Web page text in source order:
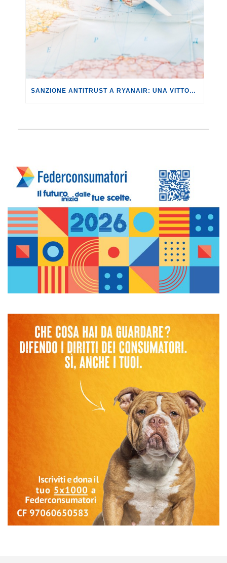
SANZIONE ANTITRUST A RYANAIR: UNA VITTORIA IMPORTANTE PER LA TUTELA DEI CONSUMATORI E DELLA CONCORRENZA.